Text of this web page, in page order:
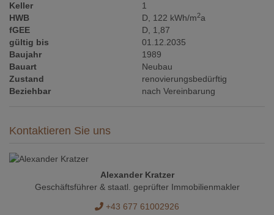
Keller
1
HWB
D, 122 kWh/m2a
fGEE
D, 1,87
gültig bis
01.12.2035
Baujahr
1989
Bauart
Neubau
Zustand
renovierungsbedürftig
Beziehbar
nach Vereinbarung
Kontaktieren Sie uns
Alexander Kratzer
Geschäftsführer & staatl. geprüfter Immobilienmakler
+43 677 61002926